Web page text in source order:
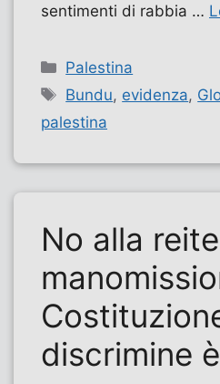
sentimenti di rabbia …
Categorie
Palestina
Tag
Bundu, evidenza,
palestina
No alla
discrimine